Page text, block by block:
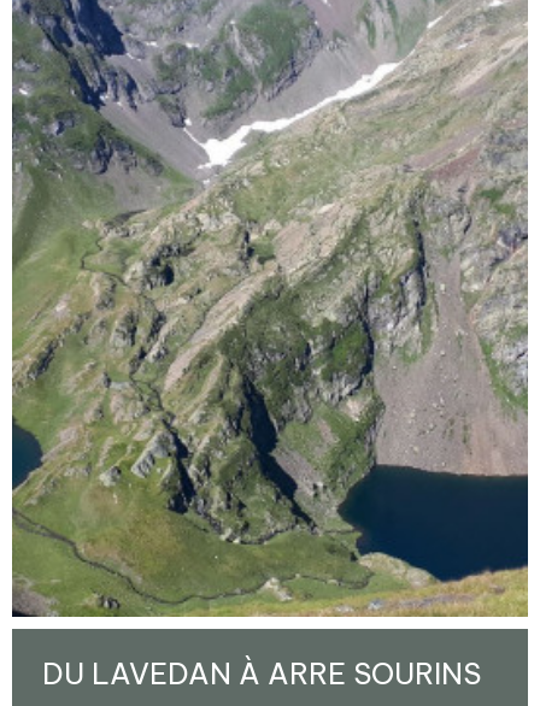
DU LAVEDAN À ARRE SOURINS